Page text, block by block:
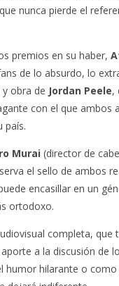
nunca pierde el
premios en su haber,
de lo absurdo, lo
obra de Jordan Peele,
con el que ambos
país.
Murai (director de
el sello de ambos
encasillar en un
ortodoxo.
completa,
a la discusión de
hilarante o como